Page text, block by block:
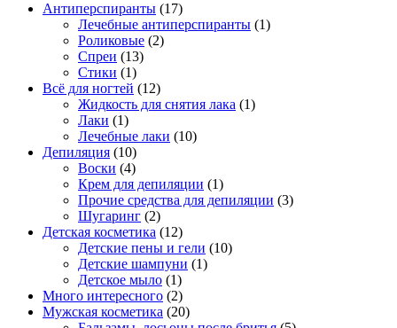
Антиперспиранты (17)
Лечебные антиперспиранты (1)
Роликовые (2)
Спреи (13)
Стики (1)
Всё для ногтей (12)
Жидкость для снятия лака (1)
Лаки (1)
Лечебные лаки (10)
Депиляция (10)
Воски (4)
Крем для депиляции (1)
Прочие средства для депиляции (3)
Шугаринг (2)
Детская косметика (12)
Детские пены и гели (10)
Детские шампуни (1)
Детское мыло (1)
Много интересного (2)
Мужская косметика (20)